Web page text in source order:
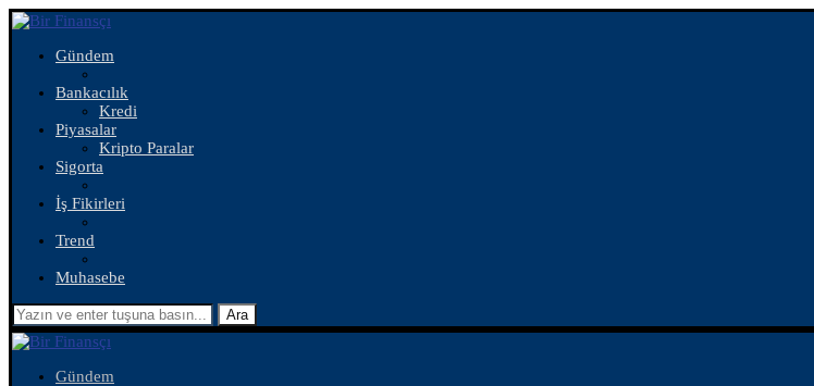
Gündem
Bankacılık
Kredi
Piyasalar
Kripto Paralar
Sigorta
İş Fikirleri
Trend
Muhasebe
Ara
Gündem